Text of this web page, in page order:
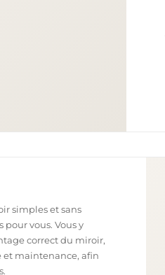
simples et sans
vous. Vous y
correct du miroir,
et maintenance, afin